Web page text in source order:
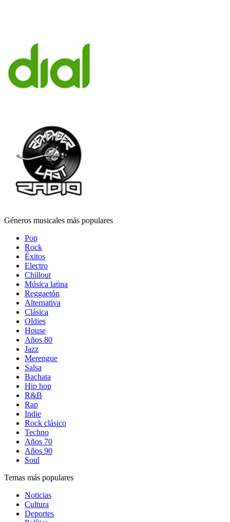
Géneros musicales más populares
Pop
Rock
Éxitos
Electro
Chillout
Música latina
Reggaetón
Alternativa
Clásica
Oldies
House
Años 80
Jazz
Merengue
Salsa
Bachata
Hip hop
R&B
Rap
Indie
Rock clásico
Techno
Años 70
Años 90
Soul
Temas más populares
Noticias
Cultura
Deportes